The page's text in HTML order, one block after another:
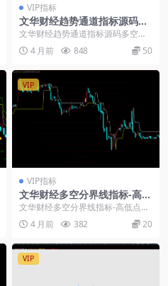
VIP指标
文华财经趋势通道指标源码多
空震荡行情判断
文华财经趋势通道指标源码多空震
荡行情判断： 指标融合加权均线、
EMA 平滑、KD...
4 月前 848 50
VIP
VIP指标
文华财经多空分界线指标-高低
点过滤公式
文华财经多空分界线指标-高低点过
滤公式： 通过比较当前价格与近期
高低点的关系，自...
4 月前 382 20
VIP